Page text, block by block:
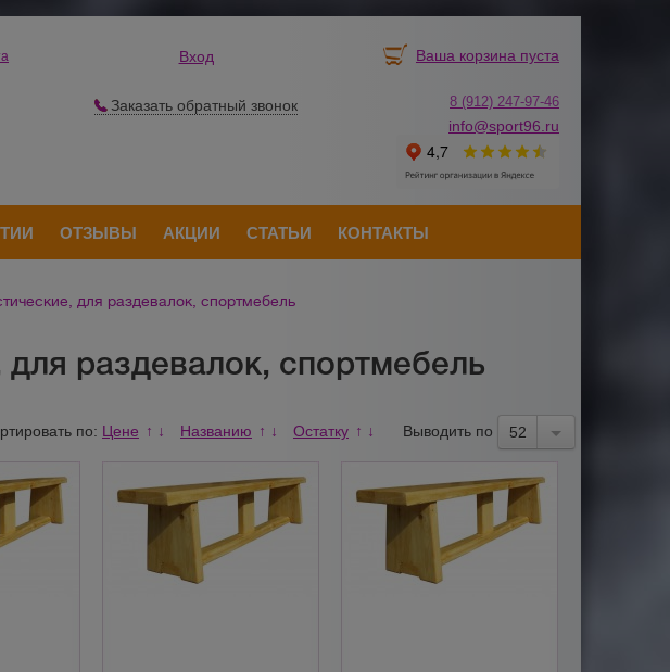
Вход
Заказать обратный звонок
Ваша корзина пуста
8 (912) 247-97-46
info@sport96.ru
ОТЗЫВЫ АКЦИИ СТАТЬИ КОНТАКТЫ
для раздевалок, спортмебель
раздевалок, спортмебель
по: Цене ↑ ↓ Названию ↑ ↓ Остатку ↑ ↓ Выводить по 52